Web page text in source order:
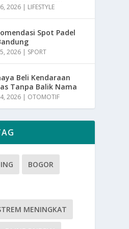
2026 | LIFESTYLE
Spot Padel
2026 | SPORT
Beli Kendaraan
Tanpa Balik Nama
2026 | OTOMOTIF
BOGOR
MENINGKAT